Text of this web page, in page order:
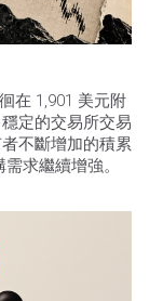
在 1,901 美元附
定的交易所交易
不斷增加的積累
求繼續增強。